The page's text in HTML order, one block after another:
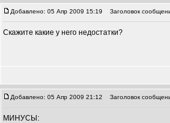
Добавлено: 05 Апр 2009 15:19 Заголовок
Скажите какие у него недостатки?
Добавлено: 05 Апр 2009 21:12 Заголовок
МИНУСЫ: